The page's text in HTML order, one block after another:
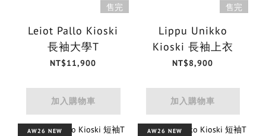
售完
Leiot Pallo Kioski
長袖大學T
NT$11,900
加入購物車
售完
Lippu Unikko
Kioski 長袖上衣
NT$8,900
加入購物車
AW26 NEW AW26 NEW